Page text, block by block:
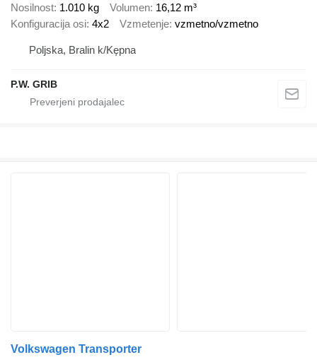
Nosilnost 1.010 kg Volumen 16,12 m³
Konfiguracija osi 4x2 Vzmetenje vzmetno/vzmetno
Poljska, Bralin k/Kępna
P.W. GRIB
Volkswagen Transporter